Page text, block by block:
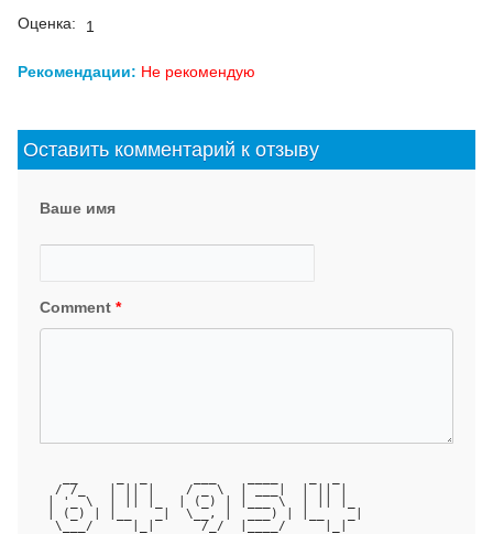
Оценка: 1
Рекомендации: Не рекомендую
Оставить комментарий к отзыву
Ваше имя
Comment *
  / /_   | || |    / _ \  | ___|  | || |
| '_ \  | || |_  | (_) | |___ \  | || |_
| (_) | |__   _|  \__, |  ___) | |__   _|
  \___/     |_|      /_/  |____/     |_|